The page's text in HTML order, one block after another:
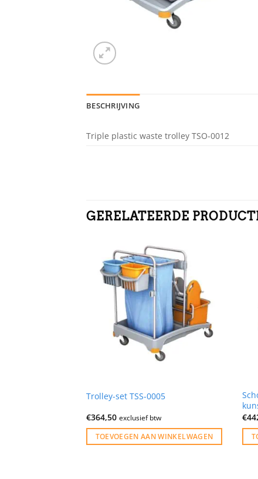
BESCHRIJVING
Triple plastic waste trolley TSO-0012
GERELATEERDE
Trolley-set TSS-0005
€364,50 exclusief btw
TOEVOEGEN AAN WINKELWAGEN
€